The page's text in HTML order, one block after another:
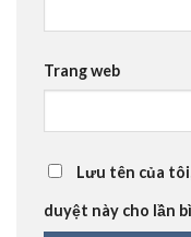
Trang web
Lưu tên của
duyệt này cho lần